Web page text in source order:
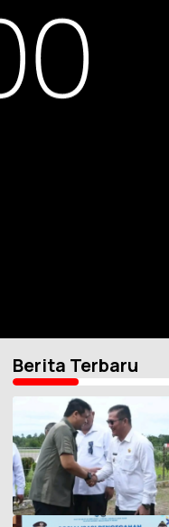
Berita Terbaru